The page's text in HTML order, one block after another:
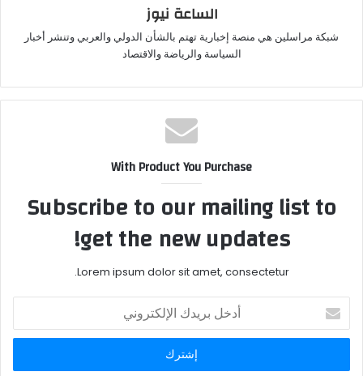
الساعة نيوز
شبكة مراسلين هي منصة إخبارية تهتم بالشأن الدولي والعربي وتنشر أخبار
السياسة والرياضة والاقتصاد
With Product You Purchase
Subscribe to our mailing list to
get the new updates!
Lorem ipsum dolor sit amet, consectetur.
أدخل
بريدك
الإلكتروني